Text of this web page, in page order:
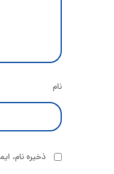
نام
ذخیره نام،